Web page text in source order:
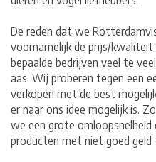
De reden dat we
voornamelijk de prijs/kwaliteit
bepaalde bedrijven veel te
aas. Wij proberen tegen een
verkopen met de best
er naar ons idee mogelijk is.
we een grote omloopsnelheid
producten met niet goed geld